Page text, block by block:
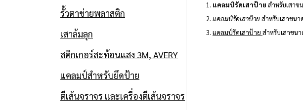
รั้วตาข่ายพลาสติก
เสาล้มลุก
สติกเกอร์สะท้อนแสง 3M, AVERY
แคลมป์สำหรับยึดป้าย
ตีเส้นจราจร และเครื่องตีเส้นจราจร
1. แคลมป์รัดเสาป้าย สำหรับเสาข
2. แคลมป์รัดเสาป้ายสำหรับเสาขนา
3. แคลมป์รัดเสาป้าย สำหรับเสาขน